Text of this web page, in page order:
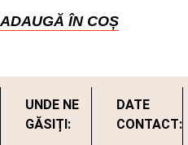
ADAUGĂ ÎN COȘ
UNDE NE
GĂSIȚI:
DATE
CONTACT: